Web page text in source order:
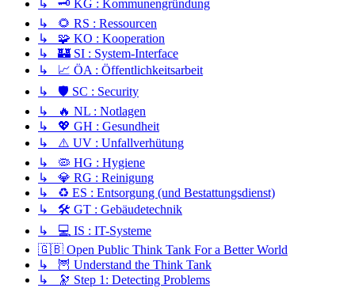
↳ 🗝️ KG : Kommunengründung
↳ 🌻 RS : Ressourcen
↳ 🧩 KO : Kooperation
↳ 🏰 SI : System-Interface
↳ 📈 ÖA : Öffentlichkeitsarbeit
↳ 🛡️ SC : Security
↳ 🔥 NL : Notlagen
↳ 💖 GH : Gesundheit
↳ ⚠️ UV : Unfallverhütung
↳ 🦠 HG : Hygiene
↳ 💎 RG : Reinigung
↳ ♻️ ES : Entsorgung (und Bestattungsdienst)
↳ 🛠️ GT : Gebäudetechnik
↳ 💻 IS : IT-Systeme
🇬🇧 Open Public Think Tank For a Better World
↳ 🦉 Understand the Think Tank
↳ 🔭 Step 1: Detecting Problems